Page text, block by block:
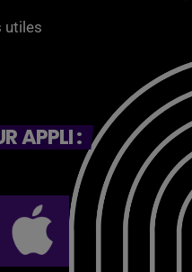
utiles
APPLI :